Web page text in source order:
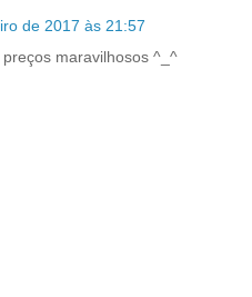
de 2017 às 21:57
maravilhosos ^_^